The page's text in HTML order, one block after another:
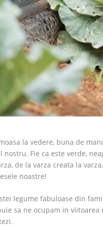
la vedere, buna de
Fie ca este verde,
de la varza creata la
noastre!
legume fabuloase din
sa ne ocupam in